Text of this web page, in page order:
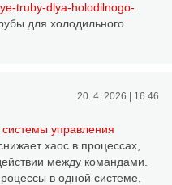
truby-dlya-holodilnogo-
для холодильного
20. 4. 2026 | 16.46
управления
хаос в процессах,
между командами.
в одной системе,